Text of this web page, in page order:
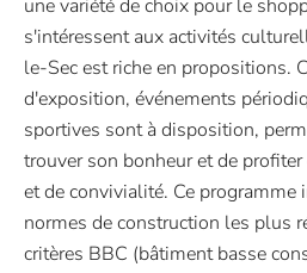
une variété de choix pour le
s'intéressent aux activités
le-Sec est riche en propositions.
d'exposition, événements
sportives sont à disposition,
trouver son bonheur et de
et de convivialité. Ce programme
normes de construction les plus
critères BBC (bâtiment basse